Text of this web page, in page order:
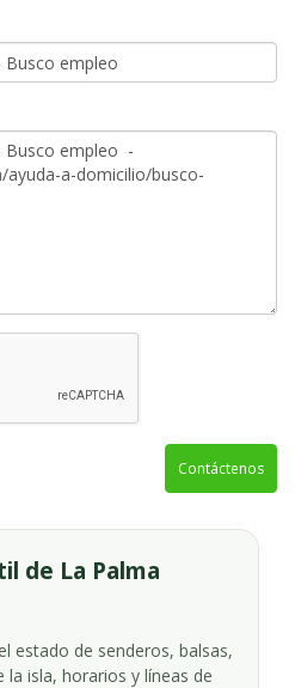
Contáctenos
de La Palma
estado de senderos, balsas,
isla, horarios y líneas de